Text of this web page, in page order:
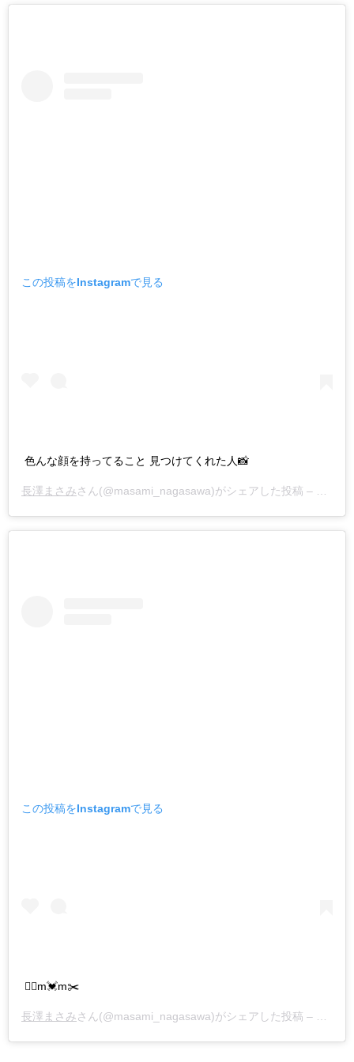
この投稿をInstagramで見る
色んな顔を持ってること 見つけてくれた人📸
長澤まさみさん(@masami_nagasawa)がシェアした投稿 –
この投稿をInstagramで見る
💇‍♀️m💓m✂️
長澤まさみさん(@masami_nagasawa)がシェアした投稿 – 2019